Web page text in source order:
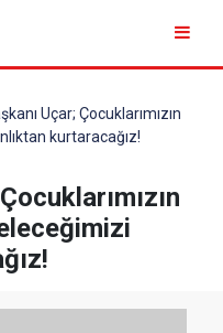
Uçar; Çocuklarımızın
kurtaracağız!